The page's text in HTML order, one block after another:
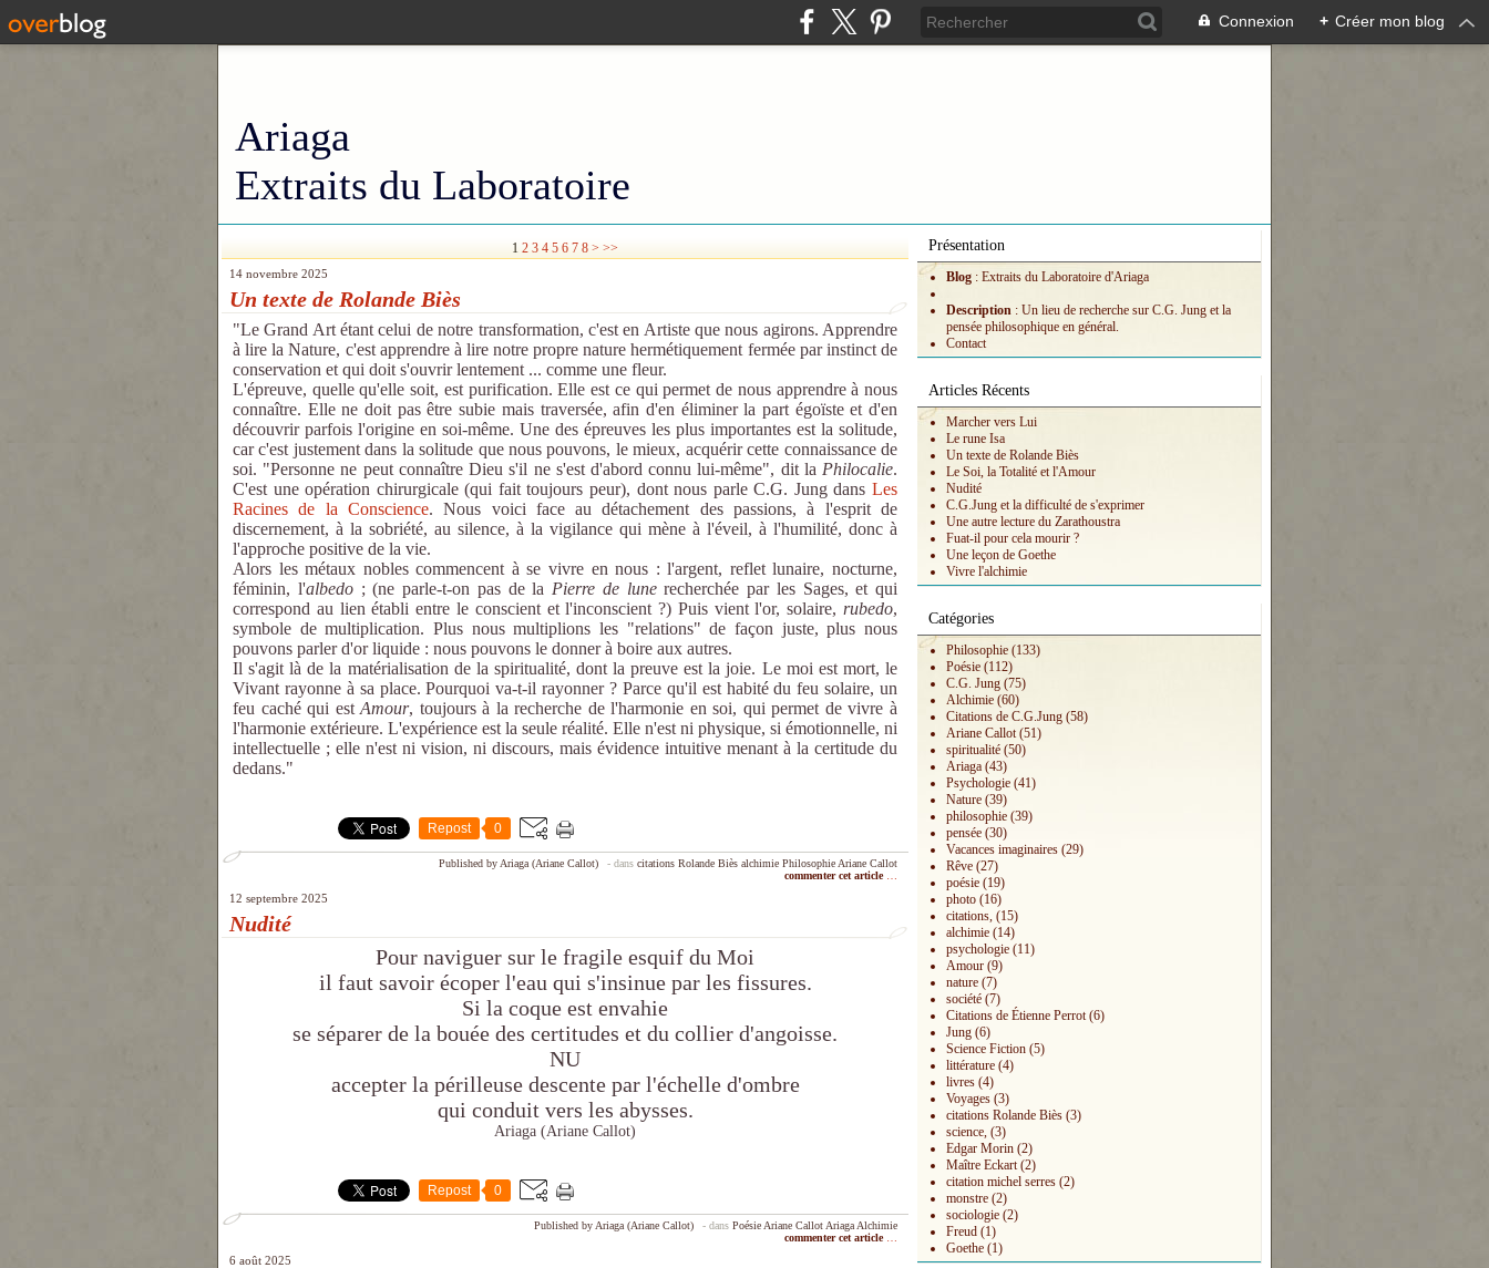
Connexion + Créer mon blog
Ariaga
Extraits du Laboratoire
1 2 3 4 5 6 7 8 > >>
14 novembre 2025
Un texte de Rolande Biès
"Le Grand Art étant celui de notre transformation, c'est en Artiste que nous agirons. Apprendre
à lire la Nature, c'est apprendre à lire notre propre nature hermétiquement fermée par instinct de
conservation et qui doit s'ouvrir lentement ... comme une fleur.
L'épreuve, quelle qu'elle soit, est purification. Elle est ce qui permet de nous apprendre à nous
connaître. Elle ne doit pas être subie mais traversée, afin d'en éliminer la part égoïste et d'en
découvrir parfois l'origine en soi-même. Une des épreuves les plus importantes est la solitude,
car c'est justement dans la solitude que nous pouvons, le mieux, acquérir cette connaissance de
soi. "Personne ne peut connaître Dieu s'il ne s'est d'abord connu lui-même", dit la Philocalie.
C'est une opération chirurgicale (qui fait toujours peur), dont nous parle C.G. Jung dans Les
Racines de la Conscience. Nous voici face au détachement des passions, à l'esprit de
discernement, à la sobriété, au silence, à la vigilance qui mène à l'éveil, à l'humilité, donc à
l'approche positive de la vie.
Alors les métaux nobles commencent à se vivre en nous : l'argent, reflet lunaire, nocturne,
féminin, l'albedo; (ne parle-t-on pas de la Pierre de lunerecherchée par les Sages, et qui
correspond au lien établi entre le conscient et l'inconscient ?) Puis vient l'or, solaire, rubedo,
symbole de multiplication. Plus nous multiplions les "relations" de façon juste, plus nous
pouvons parler d'or liquide : nous pouvons le donner à boire aux autres.
Il s'agit là de la matérialisation de la spiritualité, dont la preuve est la joie. Le moi est mort, le
Vivant rayonne à sa place. Pourquoi va-t-il rayonner ? Parce qu'il est habité du feu solaire, un
feu caché qui estAmour, toujours à la recherche de l'harmonie en soi, qui permet de vivre à
l'harmonie extérieure. L'expérience est la seule réalité. Elle n'est ni physique, si émotionnelle, ni
intellectuelle ; elle n'est ni vision, ni discours, mais évidence intuitive menant à la certitude du
dedans."
Repost 0
Published by Ariaga (Ariane Callot) - dans citations Rolande Biès alchimie Philosophie Ariane Callot
commenter cet article
12 septembre 2025
Nudité
Pour naviguer sur le fragile esquif du Moi
il faut savoir écoper l'eau qui s'insinue par les fissures.
Si la coque est envahie
se séparer de la bouée des certitudes et du collier d'angoisse.
NU
accepter la périlleuse descente par l'échelle d'ombre
qui conduit vers les abysses.
Ariaga (Ariane Callot)
Repost 0
Published by Ariaga (Ariane Callot) - dans Poésie Ariane Callot Ariaga Alchimie
commenter cet article
6 août 2025
Présentation
Blog : Extraits du Laboratoire d'Ariaga
Description : Un lieu de recherche sur C.G. Jung et la
pensée philosophique en général.
Contact
Articles Récents
Marcher vers Lui
Le rune Isa
Un texte de Rolande Biès
Le Soi, la Totalité et l'Amour
Nudité
C.G.Jung et la difficulté de s'exprimer
Une autre lecture du Zarathoustra
Fuat-il pour cela mourir ?
Une leçon de Goethe
Vivre l'alchimie
Catégories
Philosophie (133)
Poésie (112)
C.G. Jung (75)
Alchimie (60)
Citations de C.G.Jung (58)
Ariane Callot(51)
spiritualité (50)
Ariaga (43)
Psychologie (41)
Nature (39)
philosophie (39)
pensée (30)
Vacances imaginaires (29)
Rêve (27)
poésie (19)
photo (16)
citations, (15)
alchimie (14)
psychologie (11)
Amour (9)
nature (7)
société (7)
Citations de Étienne Perrot(6)
Jung (6)
Science Fiction (5)
littérature (4)
livres (4)
Voyages (3)
citations Rolande Biès (3)
science, (3)
Edgar Morin (2)
Maître Eckart(2)
citation michel serres (2)
monstre (2)
sociologie (2)
Freud (1)
Goethe (1)